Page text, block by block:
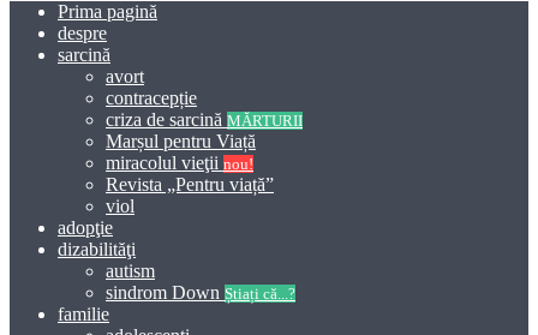
Prima pagină
despre
sarcină
avort
contracepție
criza de sarcină MĂRTURII
Marșul pentru Viață
miracolul vieţii nou!
Revista „Pentru viață”
viol
adopţie
dizabilităţi
autism
sindrom Down Știați că...?
familie